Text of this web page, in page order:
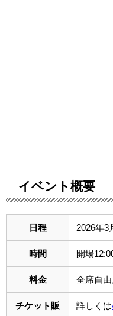
イベント概要
日程 2026年3
時間 開場
料金 全席自
チケット販
詳しくは